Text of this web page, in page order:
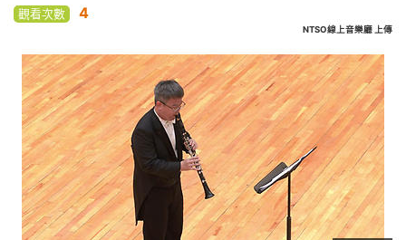
觀看次數 4
NTSO線上音樂廳 上傳